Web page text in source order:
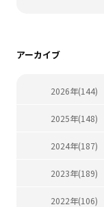
アーカイブ
2026年(144)
2025年(148)
2024年(187)
2023年(189)
2022年(106)